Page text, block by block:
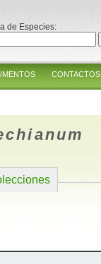
de Especies:
CONTACTOS